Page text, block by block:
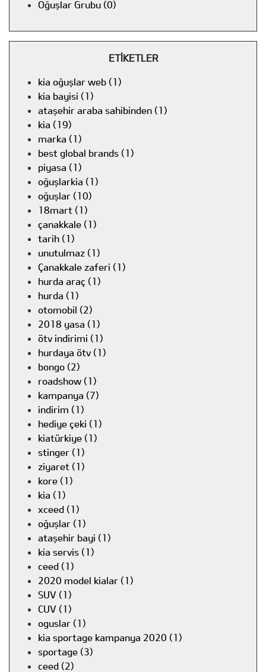
Oğuşlar Grubu (0)
ETİKETLER
kia oğuşlar web (1)
kia bayisi (1)
ataşehir araba sahibinden (1)
kia (19)
marka (1)
best global brands (1)
piyasa (1)
oğuşlarkia (1)
oğuşlar (10)
18mart (1)
çanakkale (1)
tarih (1)
unutulmaz (1)
Çanakkale zaferi (1)
hurda araç (1)
hurda (1)
otomobil (2)
2018 yasa (1)
ötv indirimi (1)
hurdaya ötv (1)
bongo (2)
roadshow (1)
kampanya (7)
indirim (1)
hediye çeki (1)
kiatürkiye (1)
stinger (1)
ziyaret (1)
kore (1)
kia (1)
xceed (1)
oğuşlar (1)
ataşehir bayi (1)
kia servis (1)
ceed (1)
2020 model kialar (1)
SUV (1)
CUV (1)
oguslar (1)
kia sportage kampanya 2020 (1)
sportage (3)
ceed (2)